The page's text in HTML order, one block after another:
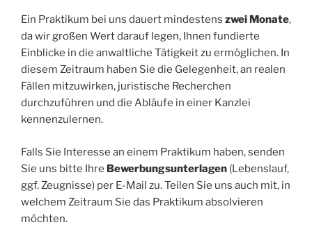
Ein Praktikum bei uns dauert mindestens zwei Monate,
da wir großen Wert darauf legen, Ihnen fundierte
Einblicke in die anwaltliche Tätigkeit zu ermöglichen. In
diesem Zeitraum haben Sie die Gelegenheit, an realen
Fällen mitzuwirken, juristische Recherchen
durchzuführen und die Abläufe in einer Kanzlei
kennenzulernen.
Falls Sie Interesse an einem Praktikum haben, senden
Sie uns bitte Ihre Bewerbungsunterlagen (Lebenslauf,
ggf. Zeugnisse) per E-Mail zu. Teilen Sie uns auch mit, in
welchem Zeitraum Sie das Praktikum absolvieren
möchten.